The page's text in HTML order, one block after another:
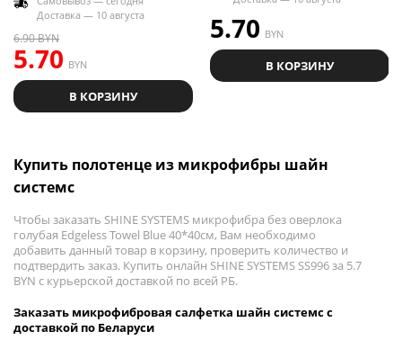
Доставка — 10 августа
5.70 BYN
6.90BYN
В КОРЗИНУ
5.70 BYN
В КОРЗИНУ
Купить полотенце из микрофибры шайн
системс
Чтобы заказать SHINE SYSTEMS микрофибра без оверлока
голубая Edgeless Towel Blue 40*40см, Вам необходимо
добавить данный товар в корзину, проверить количество и
подтвердить заказ. Купить онлайн SHINE SYSTEMS SS996 за 5.7
BYN с курьерской доставкой по всей РБ.
Заказать микрофибровая салфетка шайн системс с
доставкой по Беларуси